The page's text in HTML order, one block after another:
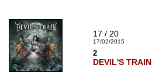
17 / 20
17/02/2015
2
DEVIL'S TRAIN